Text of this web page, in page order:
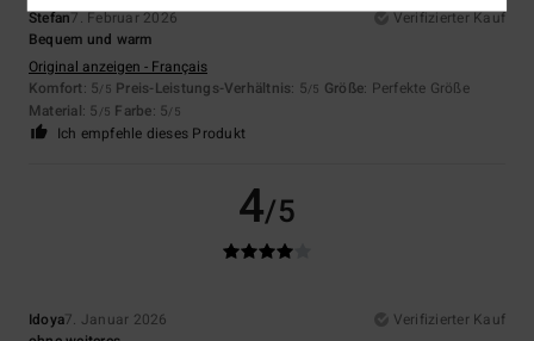
Stefan7. Februar 2026
Verifizierter Kauf
Bequem und warm
Original anzeigen - Français
Komfort: 5/5 Preis-Leistungs-Verhältnis: 5/5 Größe: Perfekte Größe
Material: 5 /5 Farbe: 5/5
Ich empfehle dieses Produkt
4/5
Idoya7. Januar 2026
Verifizierter Kauf